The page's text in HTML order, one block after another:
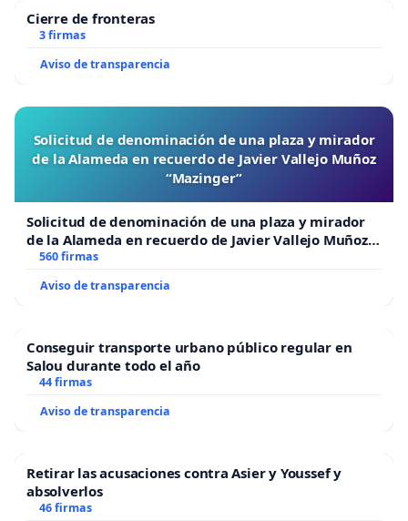
Cierre de fronteras
3 firmas
Aviso de transparencia
Solicitud de denominación de una plaza y mirador
de la Alameda en recuerdo de Javier Vallejo Muñoz
“Mazinger”
Solicitud de denominación de una plaza y mirador
de la Alameda en recuerdo de Javier Vallejo Muñoz
“Mazinger”
560 firmas
Aviso de transparencia
Conseguir transporte urbano público regular en
Salou durante todo el año
44 firmas
Aviso de transparencia
Retirar las acusaciones contra Asier y Youssef y
absolverlos
46 firmas